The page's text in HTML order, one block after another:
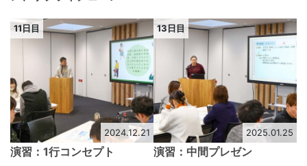
11日目
2024.12.21
演習：1行コンセプト
13日目
2025.01.25
演習：中間プレゼン